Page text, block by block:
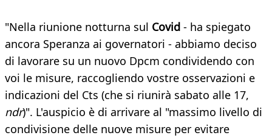
"Nella riunione notturna sul Covid - ha spiegato
ancora Speranza ai governatori - abbiamo deciso
di lavorare su un nuovo Dpcm condividendo con
voi le misure, raccogliendo vostre osservazioni e
indicazioni del Cts (che si riunirà sabato alle 17,
ndr)". L'auspicio è di arrivare al "massimo livello di
condivisione delle nuove misure per evitare